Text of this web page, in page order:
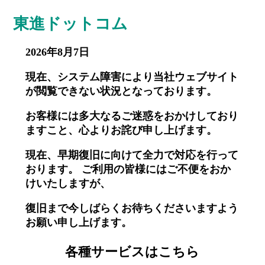
東進ドットコム
2026年8月7日
現在、システム障害により当社ウェブサイト
が閲覧できない状況となっております。
お客様には多大なるご迷惑をおかけしており
ますこと、心よりお詫び申し上げます。
現在、早期復旧に向けて全力で対応を行って
おります。 ご利用の皆様にはご不便をおか
けいたしますが、
復旧まで今しばらくお待ちくださいますよう
お願い申し上げます。
各種サービスはこちら